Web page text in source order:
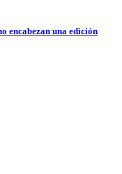
encabezan una edición